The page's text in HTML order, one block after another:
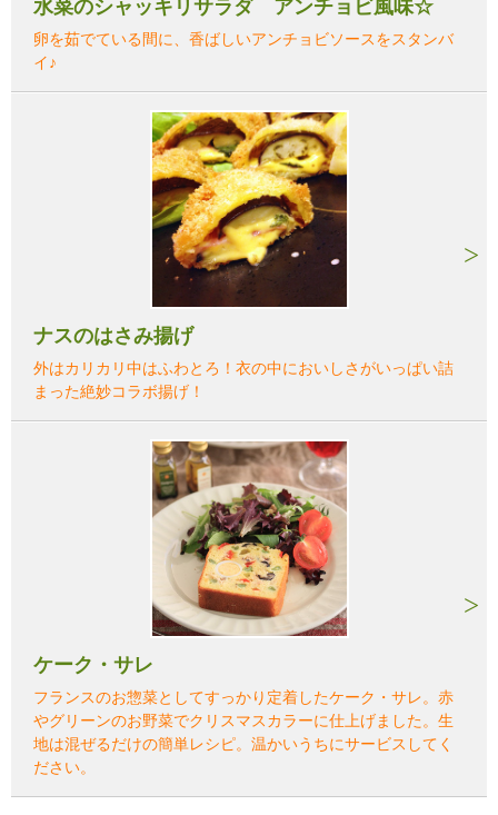
水菜のシャッキリサラダ アンチョビ風味☆
卵を茹でている間に、香ばしいアンチョビソースをスタンバ
イ♪
ナスのはさみ揚げ
外はカリカリ中はふわとろ！衣の中においしさがいっぱい詰
まった絶妙コラボ揚げ！
ケーク・サレ
フランスのお惣菜としてすっかり定着したケーク・サレ。赤
やグリーンのお野菜でクリスマスカラーに仕上げました。生
地は混ぜるだけの簡単レシピ。温かいうちにサービスしてく
ださい。